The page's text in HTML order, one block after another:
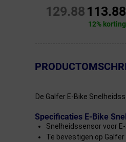
129.88113.88
12% korting
← Terug naar
De Galfer E-Bike
Specificaties E-Bike
Snelheidssensor voor
Te bevestigen op